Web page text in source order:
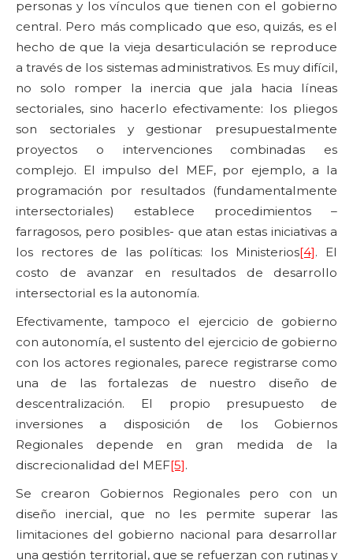
personas y los vínculos que tienen con el gobierno
central. Pero más complicado que eso, quizás, es el
hecho de que la vieja desarticulación se reproduce
a través de los sistemas administrativos. Es muy difícil,
no solo romper la inercia que jala hacia líneas
sectoriales, sino hacerlo efectivamente: los pliegos
son sectoriales y gestionar presupuestalmente
proyectos o intervenciones combinadas es
complejo. El impulso del MEF, por ejemplo, a la
programación por resultados (fundamentalmente
intersectoriales) establece procedimientos –
farragosos, pero posibles- que atan estas iniciativas a
los rectores de las políticas: los Ministerios[4]. El
costo de avanzar en resultados de desarrollo
intersectorial es la autonomía.
Efectivamente, tampoco el ejercicio de gobierno
con autonomía, el sustento del ejercicio de gobierno
con los actores regionales, parece registrarse como
una de las fortalezas de nuestro diseño de
descentralización. El propio presupuesto de
inversiones a disposición de los Gobiernos
Regionales depende en gran medida de la
discrecionalidad del MEF[5].
Se crearon Gobiernos Regionales pero con un
diseño inercial, que no les permite superar las
limitaciones del gobierno nacional para desarrollar
una gestión territorial, que se refuerzan con rutinas y